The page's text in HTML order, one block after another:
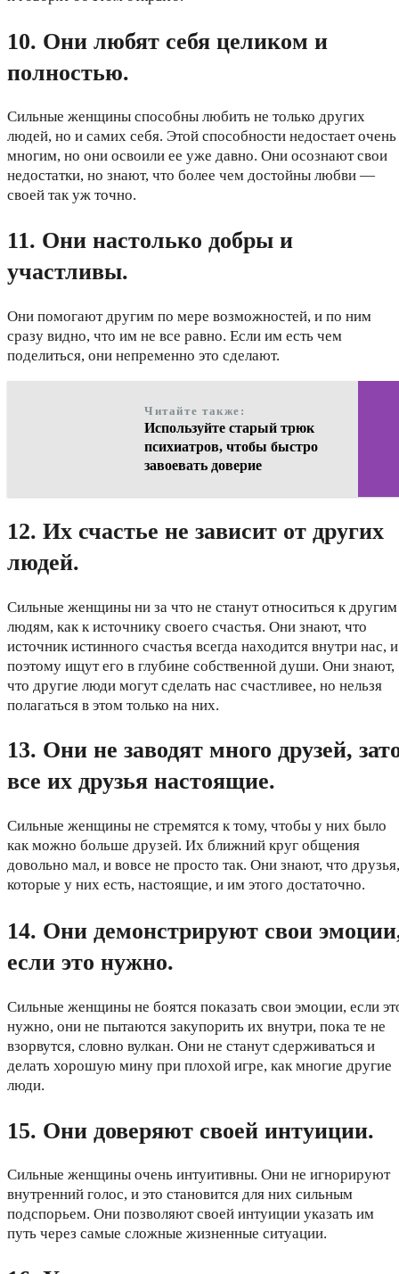
10. Они любят себя целиком и
полностью.
Сильные женщины способны любить не только других
людей, но и самих себя. Этой способности недостает очень
многим, но они освоили ее уже давно. Они осознают свои
недостатки, но знают, что более чем достойны любви —
своей так уж точно.
11. Они настолько добры и
участливы.
Они помогают другим по мере возможностей, и по ним
сразу видно, что им не все равно. Если им есть чем
поделиться, они непременно это сделают.
Читайте также:
Используйте старый трюк
психиатров, чтобы быстро
завоевать доверие
12. Их счастье не зависит от других
людей.
Сильные женщины ни за что не станут относиться к другим
людям, как к источнику своего счастья. Они знают, что
источник истинного счастья всегда находится внутри нас, и
поэтому ищут его в глубине собственной души. Они знают,
что другие люди могут сделать нас счастливее, но нельзя
полагаться в этом только на них.
13. Они не заводят много друзей,
все их друзья настоящие.
Сильные женщины не стремятся к тому, чтобы у них было
как можно больше друзей. Их ближний круг общения
довольно мал, и вовсе не просто так. Они знают, что друзья,
которые у них есть, настоящие, и им этого достаточно.
14. Они демонстрируют свои
если это нужно.
Сильные женщины не боятся показать свои эмоции, если
нужно, они не пытаются закупорить их внутри, пока те не
взорвутся, словно вулкан. Они не станут сдерживаться и
делать хорошую мину при плохой игре, как многие другие
люди.
15. Они доверяют своей интуиции.
Сильные женщины очень интуитивны. Они не игнорируют
внутренний голос, и это становится для них сильным
подспорьем. Они позволяют своей интуиции указать им
путь через самые сложные жизненные ситуации.